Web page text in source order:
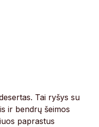
Tai ryšys su
ir bendrų šeimos
paprastus